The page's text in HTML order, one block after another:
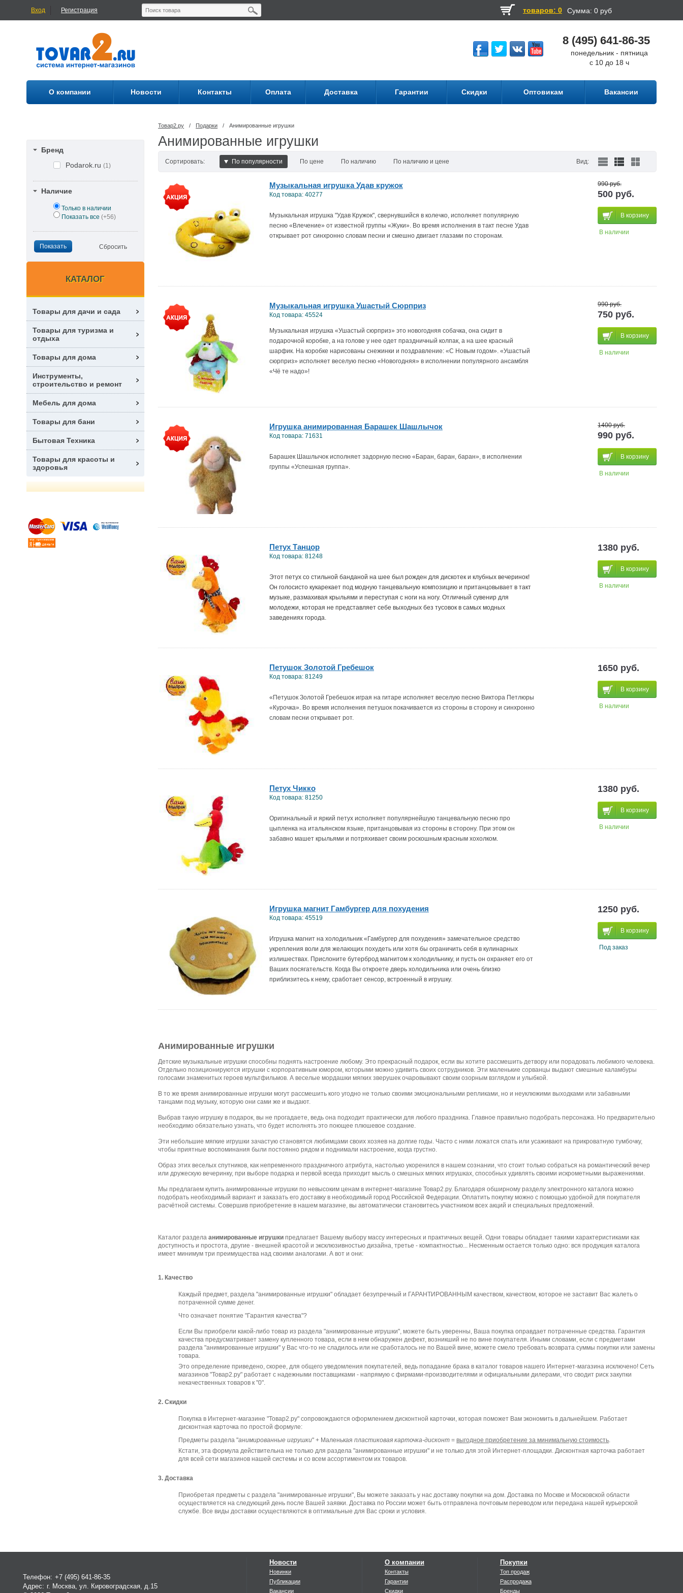
Вход Регистрация товаров: 0 Сумма: 0 руб
8 (495) 641-86-35
понедельник - пятница
с 10 до 18 ч
О компании Новости Контакты Оплата Доставка Гарантии Скидки Оптовикам Вакансии
Товар2.ру / Подарки / Анимированные игрушки
Анимированные игрушки
Сортировать: По популярности По цене По наличию По наличию и цене Вид:
Музыкальная игрушка Удав кружок
Код товара: 40277
Музыкальная игрушка "Удав Кружок", свернувшийся в колечко, исполняет популярную
песню «Влечение» от известной группы «Жуки». Во время исполнения в такт песне Удав
открывает рот синхронно словам песни и смешно двигает глазами по сторонам.
990 руб.
500 руб.
В корзину
В наличии
Музыкальная игрушка Ушастый Сюрприз
Код товара: 45524
Музыкальная игрушка «Ушастый сюрприз» это новогодняя собачка, она сидит в
подарочной коробке, а на голове у нее одет праздничный колпак, а на шее красный
шарфик. На коробке нарисованы снежинки и поздравление: «С Новым годом». «Ушастый
сюрприз» исполняет веселую песню «Новогодняя» в исполнении популярного ансамбля
«Чё те надо»!
990 руб.
750 руб.
В корзину
В наличии
Игрушка анимированная Барашек Шашлычок
Код товара: 71631
Барашек Шашлычок исполняет задорную песню «Баран, баран, баран», в исполнении
группы «Успешная группа».
1400 руб.
990 руб.
В корзину
В наличии
Петух Танцор
Код товара: 81248
Этот петух со стильной банданой на шее был рожден для дискотек и клубных вечеринок!
Он голосисто кукарекает под модную танцевальную композицию и пританцовывает в такт
музыке, размахивая крыльями и переступая с ноги на ногу. Отличный сувенир для
молодежи, которая не представляет себе выходных без тусовок в самых модных
заведениях города.
1380 руб.
В корзину
В наличии
Петушок Золотой Гребешок
Код товара: 81249
«Петушок Золотой Гребешок играя на гитаре исполняет веселую песню Виктора Петлюры
«Курочка». Во время исполнения петушок покачивается из стороны в сторону и синхронно
словам песни открывает рот.
1650 руб.
В корзину
В наличии
Петух Чикко
Код товара: 81250
Оригинальный и яркий петух исполняет популярнейшую танцевальную песню про
цыпленка на итальянском языке, пританцовывая из стороны в сторону. При этом он
забавно машет крыльями и потряхивает своим роскошным красным хохолком.
1380 руб.
В корзину
В наличии
Игрушка магнит Гамбургер для похудения
Код товара: 45519
Игрушка магнит на холодильник «Гамбургер для похудения» замечательное средство
укрепления воли для желающих похудеть или хотя бы ограничить себя в кулинарных
излишествах. Прислоните бутерброд магнитом к холодильнику, и пусть он охраняет его от
Ваших посягательств. Когда Вы откроете дверь холодильника или очень близко
приблизитесь к нему, сработает сенсор, встроенный в игрушку.
1250 руб.
В корзину
Под заказ
Анимированные игрушки
Детские музыкальные игрушки способны поднять настроение любому. Это прекрасный подарок, если вы хотите рассмешить детвору или порадовать любимого человека.
Отдельно позиционируются игрушки с корпоративным юмором, которыми можно удивить своих сотрудников. Эти маленькие сорванцы выдают смешные каламбуры
голосами знаменитых героев мультфильмов. А веселые мордашки мягких зверушек очаровывают своим озорным взглядом и улыбкой.
В то же время анимированные игрушки могут рассмешить кого угодно не только своими эмоциональными репликами, но и неуклюжими выходками или забавными
танцами под музыку, которую они сами же и выдают.
Выбрав такую игрушку в подарок, вы не прогадаете, ведь она подходит практически для любого праздника. Главное правильно подобрать персонажа. Но предварительно
необходимо обязательно узнать, что будет исполнять это поющее плюшевое создание.
Эти небольшие мягкие игрушки зачастую становятся любимцами своих хозяев на долгие годы. Часто с ними ложатся спать или усаживают на прикроватную тумбочку,
чтобы приятные воспоминания были постоянно рядом и поднимали настроение, когда грустно.
Образ этих веселых спутников, как непременного праздничного атрибута, настолько укоренился в нашем сознании, что стоит только собраться на романтический вечер
или дружескую вечеринку, при выборе подарка и первой всегда приходит мысль о смешных мягких игрушках, способных удивлять своими искрометными выражениями.
Мы предлагаем купить анимированные игрушки по невысоким ценам в интернет-магазине Товар2.ру. Благодаря обширному разделу электронного каталога можно
подобрать необходимый вариант и заказать его доставку в необходимый город Российской Федерации. Оплатить покупку можно с помощью удобной для покупателя
расчётной системы. Совершив приобретение в нашем магазине, вы автоматически становитесь участником всех акций и специальных предложений.
Каталог разделаанимированные игрушки предлагает Вашему выбору массу интересных и практичных вещей. Одни товары обладает такими характеристиками как
доступность и простота, другие - внешней красотой и эксклюзивностью дизайна, третье - компактностью... Несменным остается только одно: вся продукция каталога
имеет минимум три преимущества над своими аналогами. А вот и они:
1. Качество
Каждый предмет, раздела "анимированные игрушки" обладает безупречный и ГАРАНТИРОВАННЫМ качеством, качеством, которое не заставит Вас жалеть о
потраченной сумме денег.
Что означает понятие "Гарантия качества"?
Если Вы приобрели какой-либо товар из раздела "анимированные игрушки", можете быть уверенны, Ваша покупка оправдает потраченные средства. Гарантия
качества предусматривает замену купленного товара, если в нем обнаружен дефект, возникший не по вине покупателя. Иными словами, если с предметами
раздела "анимированные игрушки" у Вас что-то не сладилось или не сработалось не по Вашей вине, можете смело требовать возврата суммы покупки или замены
товара.
Это определение приведено, скорее, для общего уведомления покупателей, ведь попадание брака в каталог товаров нашего Интернет-магазина исключено! Сеть
магазинов "Товар2.ру" работает с надежными поставщиками - напрямую с фирмами-производителями и официальными дилерами, что сводит риск закупки
некачественных товаров к "0".
2. Скидки
Покупка в Интернет-магазине "Товар2.ру" сопровождаются оформлением дисконтной карточки, которая поможет Вам экономить в дальнейшем. Работает
дисконтная карточка по простой формуле:
Предметы раздела "анимированные игрушки" + Маленькаяпластиковая карточка-дисконт =выгодное приобретение за минимальную стоимость.
Кстати, эта формула действительна не только для раздела "анимированные игрушки" и не только для этой Интернет-площадки. Дисконтная карточка работает
для всей сети магазинов нашей системы и со всем ассортиментом их товаров.
3. Доставка
Приобретая предметы с раздела "анимированные игрушки", Вы можете заказать у нас доставку покупки на дом. Доставка по Москве и Московской области
осуществляется на следующий день после Вашей заявки. Доставка по России может быть отправлена почтовым переводом или передана нашей курьерской
службе. Все виды доставки осуществляются в оптимальные для Вас сроки и условия.
Бренд
Podarok.ru (1)
Наличие
Только в наличии
Показать все (+56)
КАТАЛОГ
Товары для дачи и сада
Товары для туризма и
отдыха
Товары для дома
Инструменты,
строительство и ремонт
Мебель для дома
Товары для бани
Бытовая Техника
Товары для красоты и
здоровья
Телефон: +7 (495) 641-86-35
Адрес: г. Москва, ул. Кировоградская, д.15
Новости
Новинки
Публикации
Вакансии
О компании
Контакты
Гарантии
Скидки
Покупки
Топ продаж
Распродажа
Бренды